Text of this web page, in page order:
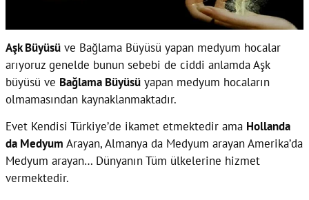
Aşk Büyüsü ve Bağlama Büyüsü yapan medyum hocalar
arıyoruz genelde bunun sebebi de ciddi anlamda Aşk
büyüsü ve Bağlama Büyüsü yapan medyum hocaların
olmamasından kaynaklanmaktadır.
Evet Kendisi Türkiye’de ikamet etmektedir ama Hollanda
da Medyum Arayan, Almanya da Medyum arayan Amerika’da
Medyum arayan… Dünyanın Tüm ülkelerine hizmet
vermektedir.